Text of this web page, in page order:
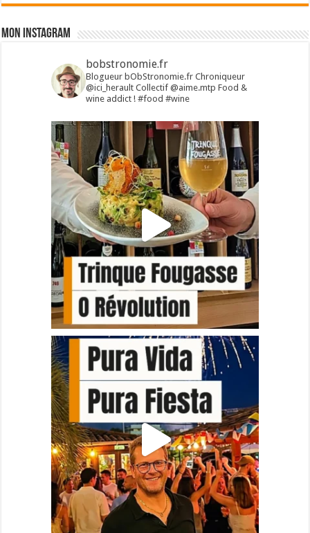
Mon Instagram
bobstronomie.fr
Blogueur bObStronomie.fr Chroniqueur
@ici_heraultCollectif @aime.mtp Food &
wine addict !#food #wine